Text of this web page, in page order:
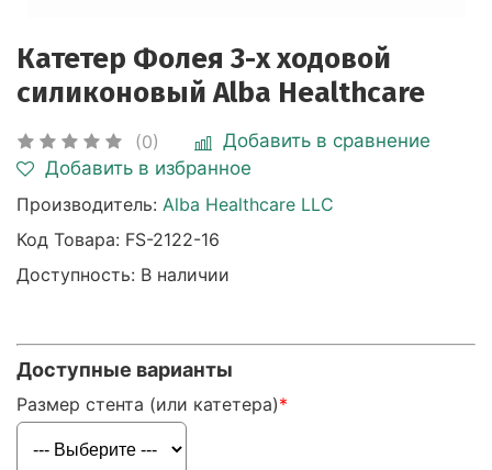
Катетер Фолея 3-х ходовой
силиконовый Alba Healthcare
(0)
Добавить в сравнение
Добавить в избранное
Производитель: Alba Healthcare LLC
Код Товара: FS-2122-16
Доступность: В наличии
Доступные варианты
Размер стента (или катетера)